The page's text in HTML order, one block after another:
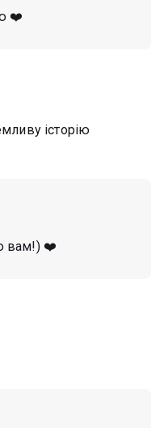
❤️
історію
вам!) ❤️